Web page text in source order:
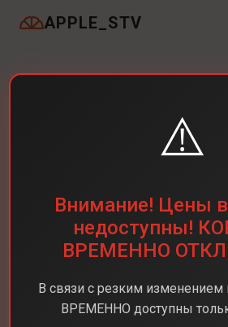
APPLE_STV
⚠️
Внимание! Цены
недоступны!
ВРЕМЕННО
В связи с резким изменением
ВРЕМЕННО доступны